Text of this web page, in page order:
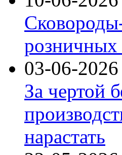
03-06-2026
За чертой
нарастать